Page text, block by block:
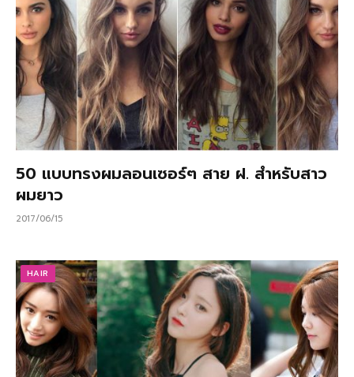
50 แบบทรงผมลอนเซอร์ๆ สาย ฝ. สำหรับสาว
ผมยาว
2017/06/15
HAIR